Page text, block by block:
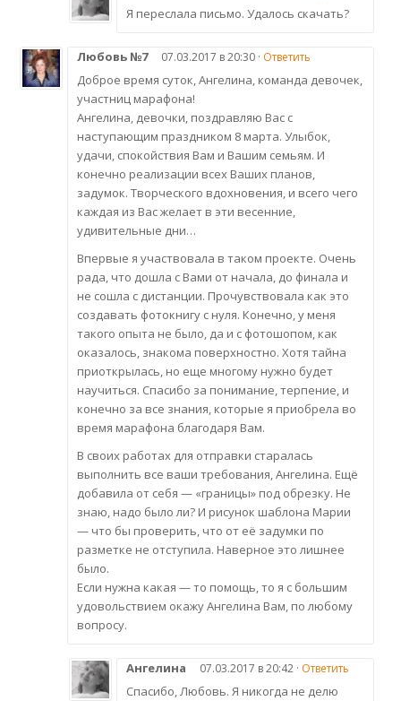
Я переслала письмо. Удалось скачать?
Любовь №7 07.03.2017 в 20:30 · Ответить
Доброе время суток, Ангелина, команда девочек,
участниц марафона!
Ангелина, девочки, поздравляю Вас с
наступающим праздником 8 марта. Улыбок,
удачи, спокойствия Вам и Вашим семьям. И
конечно реализации всех Ваших планов,
задумок. Творческого вдохновения, и всего чего
каждая из Вас желает в эти весенние,
удивительные дни…
Впервые я участвовала в таком проекте. Очень
рада, что дошла с Вами от начала, до финала и
не сошла с дистанции. Прочувствовала как это
создавать фотокнигу с нуля. Конечно, у меня
такого опыта не было, да и с фотошопом, как
оказалось, знакома поверхностно. Хотя тайна
приоткрылась, но еще многому нужно будет
научиться. Спасибо за понимание, терпение, и
конечно за все знания, которые я приобрела во
время марафона благодаря Вам.
В своих работах для отправки старалась
выполнить все ваши требования, Ангелина. Ещё
добавила от себя — «границы» под обрезку. Не
знаю, надо было ли? И рисунок шаблона Марии
— что бы проверить, что от её задумки по
разметке не отступила. Наверное это лишнее
было.
Если нужна какая — то помощь, то я с большим
удовольствием окажу Ангелина Вам, по любому
вопросу.
Ангелина 07.03.2017 в 20:42 · Ответить
Спасибо, Любовь. Я никогда не делю